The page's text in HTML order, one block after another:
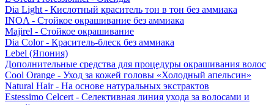
Dia Light - Кислотный краситель тон в тон без аммиака
INOA - Стойкое окрашивание без аммиака
Majirel - Стойкое окрашивание
Dia Color - Краситель-блеск без аммиака
Lebel (Япония)
Дополнительные средства для процедуры окрашивания волос
Cool Orange - Уход за кожей головы «Холодный апельсин»
Natural Hair - На основе натуральных экстрактов
Estessimo Celcert - Селективная линия ухода за волосами и